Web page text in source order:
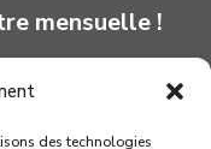
des technologies
mensuelle !